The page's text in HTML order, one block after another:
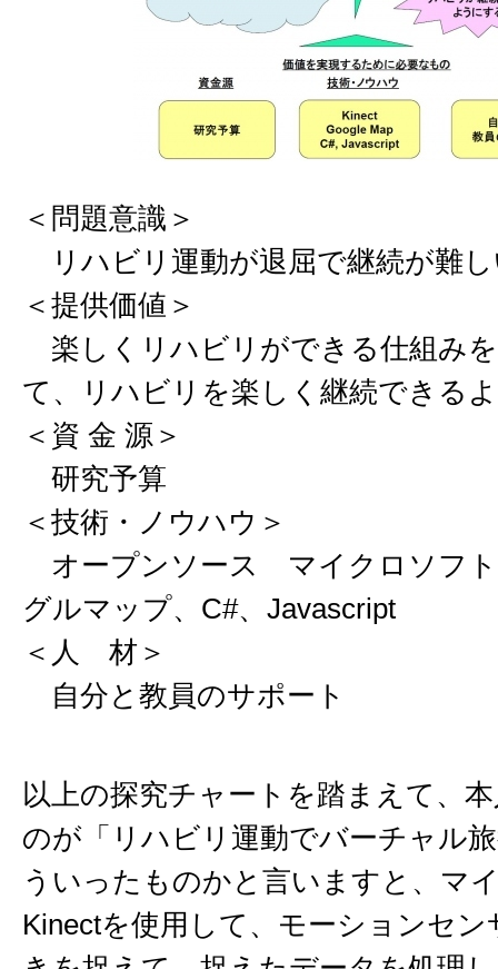
＜問題意識＞
リハビリ運動が退屈で継続が難
＜提供価値＞
楽しくリハビリができる仕組み
て、リハビリを楽しく継続できる
＜資 金 源＞
研究予算
＜技術・ノウハウ＞
オープンソース マイクロソフト
グルマップ、C#、Javascript
＜人 材＞
自分と教員のサポート
以上の探究チャートを踏まえて、
のが「リハビリ運動でバーチャル
ういったものかと言いますと、マ
Kinectを使用して、モーションセン